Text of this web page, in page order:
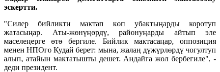
эскертти.
"Силер бийликти мактап көп убактыңарды коротуп
жатасыңар. Аты-жөнүңөрдү, районуңарды айтып эле
маселеңерге өтө бергиле. Бийлик мактасаңар, оппозиция
менен НПОго Кудай берет: мына, жалаң дүжүрлөрдү чогултуп
алып, атайын мактатышты дешет. Андайга жол бербегиле", -
деди президент.